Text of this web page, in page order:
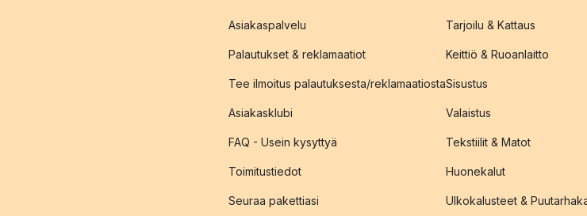
Asiakaspalvelu
Palautukset & reklamaatiot
Tee ilmoitus palautuksesta/reklamaatiosta
Asiakasklubi
FAQ - Usein kysyttyä
Toimitustiedot
Seuraa pakettiasi
Tarjoilu & Kattaus
Keittiö & Ruoanlaitto
Sisustus
Valaistus
Tekstiilit & Matot
Huonekalut
Ulkokalusteet &